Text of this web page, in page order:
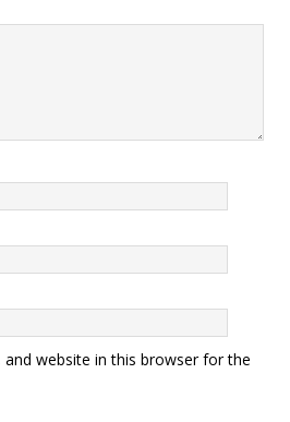
and website in this browser for the